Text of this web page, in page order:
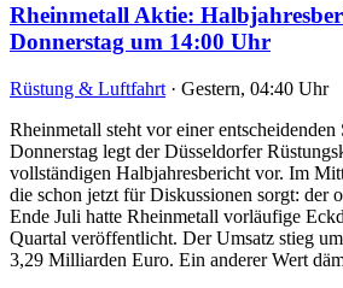
Rheinmetall Aktie:
Donnerstag um 14:00 Uhr
Rüstung & Luftfahrt · Gestern, 04:40 Uhr
Rheinmetall steht vor einer
Donnerstag legt der Düsseldorfer
vollständigen Halbjahresbericht vor. Im
die schon jetzt für Diskussionen sorgt: der
Ende Juli hatte Rheinmetall vorläufige
Quartal veröffentlicht. Der Umsatz stieg
3,29 Milliarden Euro. Ein anderer Wert